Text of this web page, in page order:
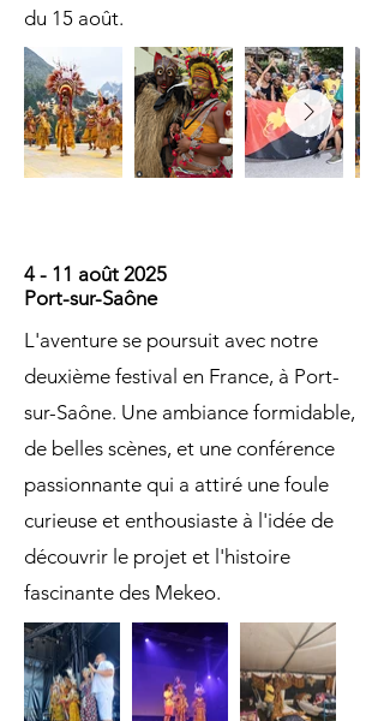
du 15 août.
4 - 11 août 2025
Port-sur-Saône
L'aventure se poursuit avec notre
deuxième festival en France, à Port-
sur-Saône. Une ambiance formidable,
de belles scènes, et une conférence
passionnante qui a attiré une foule
curieuse et enthousiaste à l'idée de
découvrir le projet et l'histoire
fascinante des Mekeo.